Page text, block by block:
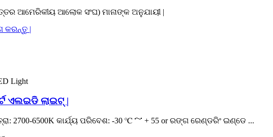
ଆମେରିକୀୟ ଆଲୋକ ସଂଘ) ମାନାଙ୍କ ଅନୁଯାୟୀ |
କରନ୍ତୁ |
ଏଲଇଡି ଲାଇଟ୍ |
2700-6500K କାର୍ଯ୍ୟ ପରିବେଶ: -30 ℃ ～ + 55 or ରଙ୍ଗ ରେଣ୍ଡରିଂ ଇଣ୍ଡେ ...